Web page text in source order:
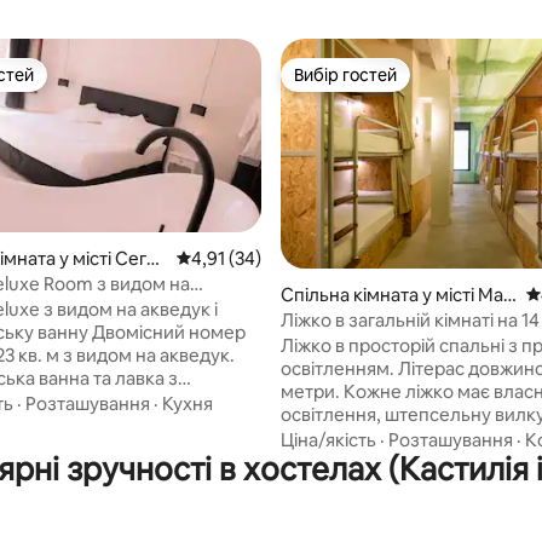
відгуки: 307
у місті Сегов
Середня оцінка: 4,91 з 5, відгуки: 34
4,91 (34)
Room з видом на
з видом на акведук і
ванну Двомісний номер
кв. м з видом на акведук.
ванна та лавка з
Ліжко розміру King size з
світлодіодний
зі смарт-телевізором,
· Розташування · Кухня
Вибір гостей
Вибір гостей
Спільна кімната у місті Мад
рид
Ліжко в загальній кімнаті на 14
Лофт Хаус Мадрид
Ліжко в просторій спальні з
освітленням. Літерас
метри. Кожне ліжко має
освітлення, штепсельну
USB та полицю. Кожен
шторку в стилі затемнення для
додаткового усамітнення, а
Ціна/якість · Розташування ·
зручності в хостелах (Кастилія